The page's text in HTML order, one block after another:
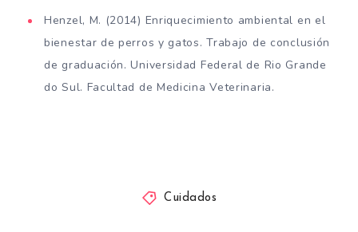
Henzel, M. (2014) Enriquecimiento ambiental en el
bienestar de perros y gatos. Trabajo de conclusión
de graduación. Universidad Federal de Rio Grande
do Sul. Facultad de Medicina Veterinaria.
Cuidados